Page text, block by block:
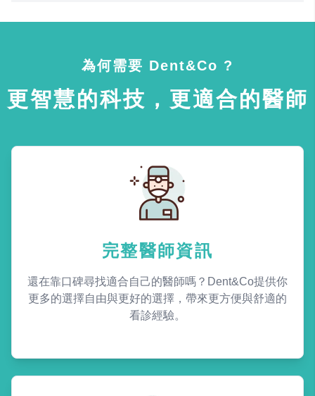
為何需要 Dent&Co ?
更智慧的科技，更適合的醫師
完整醫師資訊
還在靠口碑尋找適合自己的醫師嗎？Dent&Co提供你
更多的選擇自由與更好的選擇，帶來更方便與舒適的
看診經驗。